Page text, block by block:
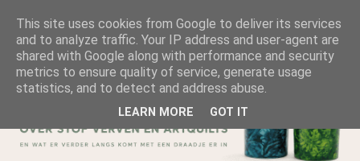
This site uses cookies from Google to deliver its services
and to analyze traffic. Your IP address and user-agent are
shared with Google along with performance and security
metrics to ensure quality of service, generate usage
statistics, and to detect and address abuse.
LEARN MORE GOT IT